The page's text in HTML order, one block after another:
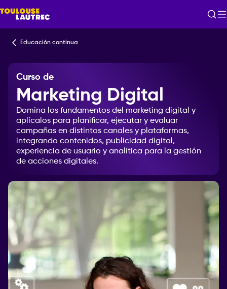
Educación continua
Curso de
Marketing Digital
Domina los fundamentos del marketing digital y
aplícalos para planificar, ejecutar y evaluar
campañas en distintos canales y plataformas,
integrando contenidos, publicidad digital,
experiencia de usuario y analítica para la gestión
de acciones digitales.